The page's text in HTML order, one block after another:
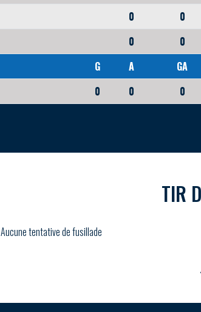
0
0
0
0
G A
GA
0 0 0
TIR
Aucune tentative de fusillade